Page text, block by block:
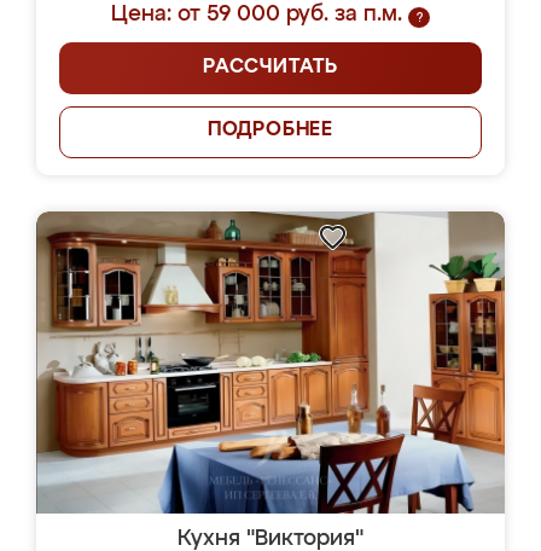
Цена: от 59 000 руб. за п.м.
?
РАССЧИТАТЬ
ПОДРОБНЕЕ
Кухня "Виктория"